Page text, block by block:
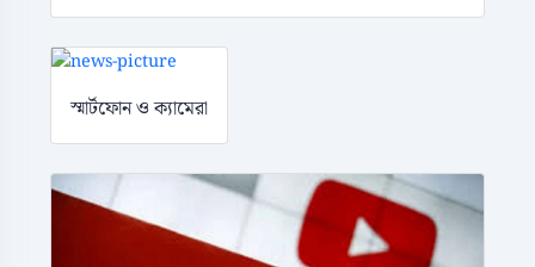
স্মার্টফোন ও ক্যামেরা